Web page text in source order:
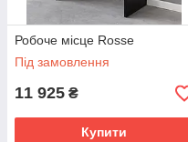
Робоче місце Rosse
Під замовлення
11 925 ₴
Купити